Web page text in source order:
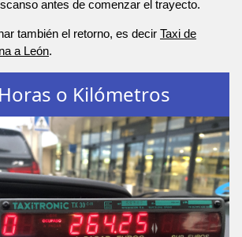
antes de comenzar el trayecto.
también el retorno, es decir Taxi de
a León.
o Kilómetros